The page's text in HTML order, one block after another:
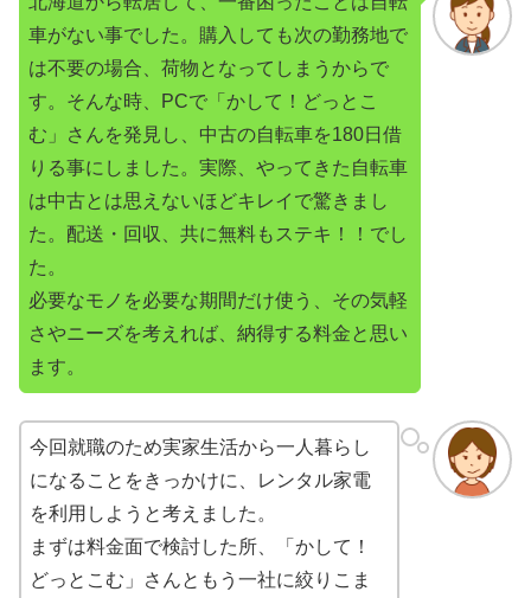
車がない事でした。購入しても次の勤務地で
は不要の場合、荷物となってしまうからで
す。そんな時、PCで「かして！どっとこ
む」さんを発見し、中古の自転車を180日借
りる事にしました。実際、やってきた自転車
は中古とは思えないほどキレイで驚きまし
た。配送・回収、共に無料もステキ！！でし
た。
必要なモノを必要な期間だけ使う、その気軽
さやニーズを考えれば、納得する料金と思い
ます。
今回就職のため実家生活から一人暮らし
になることをきっかけに、レンタル家電
を利用しようと考えました。
まずは料金面で検討した所、「かして！
どっとこむ」さんともう一社に絞りこま